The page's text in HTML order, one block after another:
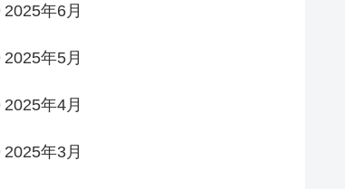
2025年6月
2025年5月
2025年4月
2025年3月